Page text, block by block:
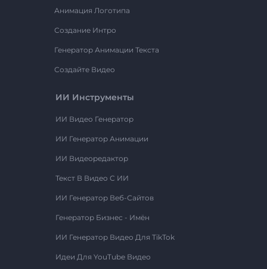
Анимация Логотипа
Создание Интро
Генератор Анимации Текста
Создайте Видео
ИИ Инструменты
ИИ Видео Генератор
ИИ Генератор Анимации
ИИ Видеоредактор
Текст В Видео С ИИ
ИИ Генератор Веб-Сайтов
Генератор Бизнес - Имён
ИИ Генератор Видео Для TikTok
Идеи Для YouTube Видео